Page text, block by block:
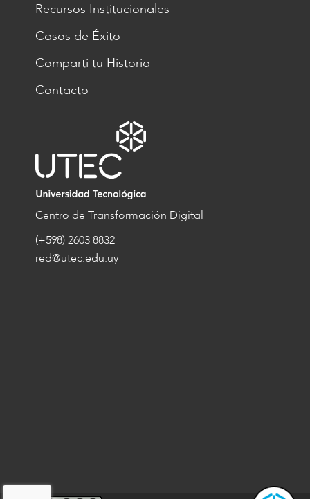
Recursos Institucionales
Casos de Éxito
Comparti tu Historia
Contacto
Centro de Transformación Digital
(+598) 2603 8832
red@utec.edu.uy